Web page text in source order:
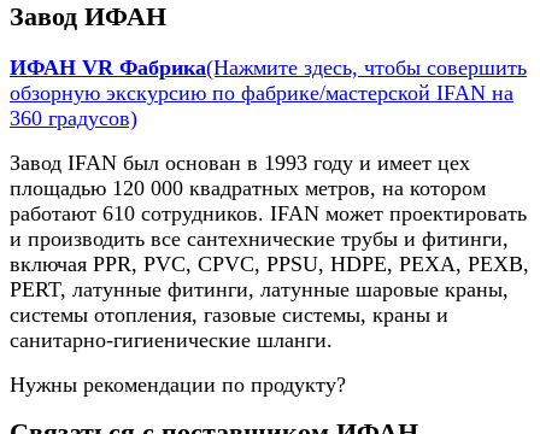
Завод ИФАН
ИФАН VR Фабрика(Нажмите здесь, чтобы совершить
обзорную экскурсию по фабрике/мастерской IFAN на
360 градусов)
Завод IFAN был основан в 1993 году и имеет цех
площадью 120 000 квадратных метров, на котором
работают 610 сотрудников. IFAN может проектировать
и производить все сантехнические трубы и фитинги,
включая PPR, PVC, CPVC, PPSU, HDPE, PEXA, PEXB,
PERT, латунные фитинги, латунные шаровые краны,
системы отопления, газовые системы, краны и
санитарно-гигиенические шланги.
Нужны рекомендации по продукту?